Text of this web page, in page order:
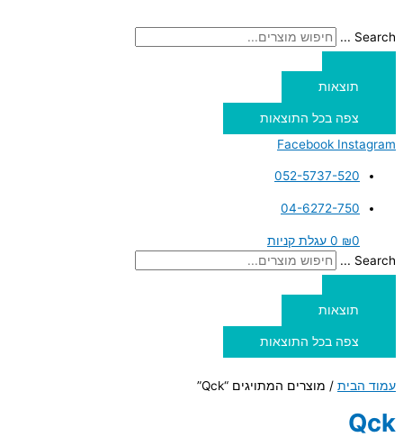
Search ...
תוצאות
צפה בכל התוצאות
Facebook Instagram
052-5737-520
04-6272-750
₪0
0 עגלת קניות
Search ...
תוצאות
צפה בכל התוצאות
עמוד הבית / מוצרים המתויגים “Qck”
Qck